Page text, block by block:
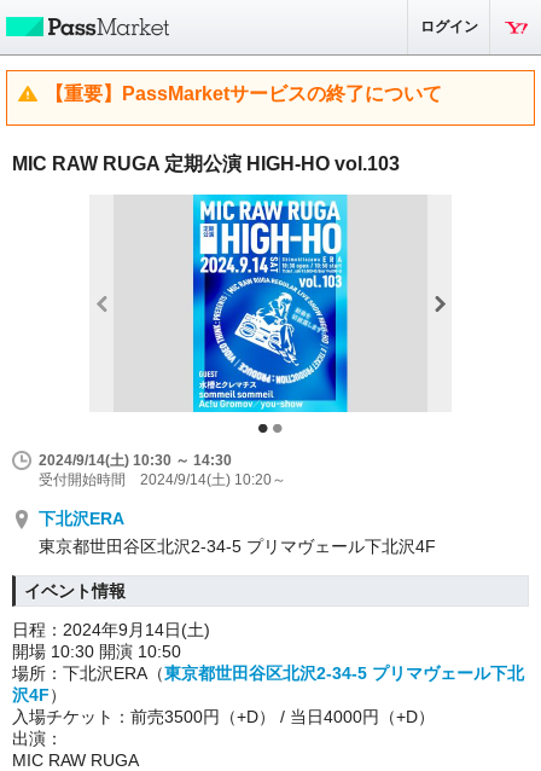
ログイン
【重要】PassMarketサービスの終了について
MIC RAW RUGA 定期公演 HIGH-HO vol.103
2024/9/14(土) 10:30 ～ 14:30
受付開始時間 2024/9/14(土) 10:20～
下北沢ERA
東京都世田谷区北沢2-34-5 プリマヴェール下北沢4F
イベント情報
日程：2024年9月14日(土)
開場 10:30 開演 10:50
場所：下北沢ERA（東京都世田谷区北沢2-34-5 プリマヴェール下北
沢4F）
入場チケット：前売3500円（+D） / 当日4000円（+D）
出演：
MIC RAW RUGA